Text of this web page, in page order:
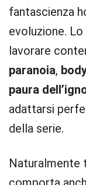
fantascienza
evoluzione.
lavorare
paranoia,
paura
adattarsi
della serie.
Naturalmente